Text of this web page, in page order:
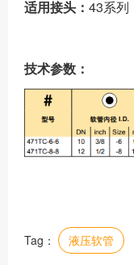
适用接头： 43系列
技术参数：
Tag： 液压软管